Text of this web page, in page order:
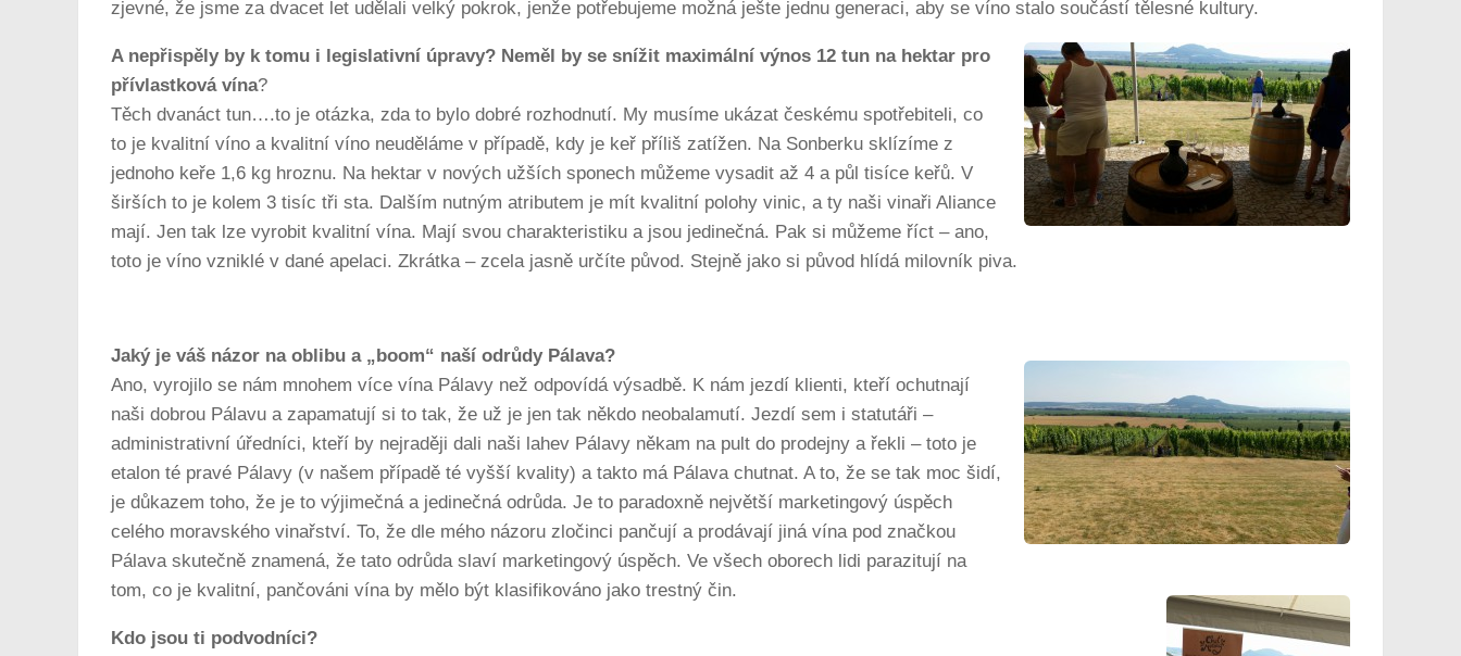
zjevné, že jsme za dvacet let udělali velký pokrok, jenže potřebujeme možná ješte jednu generaci, aby se víno stalo součástí tělesné kultury.
A nepřispěly by k tomu i legislativní úpravy? Neměl by se snížit maximální výnos 12 tun na hektar pro
přívlastková vína?
Těch dvanáct tun….to je otázka, zda to bylo dobré rozhodnutí. My musíme ukázat českému spotřebiteli, co
to je kvalitní víno a kvalitní víno neuděláme v případě, kdy je keř příliš zatížen. Na Sonberku sklízíme z
jednoho keře 1,6 kg hroznu. Na hektar v nových užších sponech můžeme vysadit až 4 a půl tisíce keřů. V
širších to je kolem 3 tisíc tři sta. Dalším nutným atributem je mít kvalitní polohy vinic, a ty naši vinaři Aliance
mají. Jen tak lze vyrobit kvalitní vína. Mají svou charakteristiku a jsou jedinečná. Pak si můžeme říct – ano,
toto je víno vzniklé v dané apelaci. Zkrátka – zcela jasně určíte původ. Stejně jako si původ hlídá milovník piva.
Jaký je váš názor na oblibu a „boom“ naší odrůdy Pálava?
Ano, vyrojilo se nám mnohem více vína Pálavy než odpovídá výsadbě. K nám jezdí klienti, kteří ochutnají
naši dobrou Pálavu a zapamatují si to tak, že už je jen tak někdo neobalamutí. Jezdí sem i statutáři –
administrativní úředníci, kteří by nejraději dali naši lahev Pálavy někam na pult do prodejny a řekli – toto je
etalon té pravé Pálavy (v našem případě té vyšší kvality) a takto má Pálava chutnat. A to, že se tak moc šidí,
je důkazem toho, že je to výjimečná a jedinečná odrůda. Je to paradoxně největší marketingový úspěch
celého moravského vinařství. To, že dle mého názoru zločinci pančují a prodávají jiná vína pod značkou
Pálava skutečně znamená, že tato odrůda slaví marketingový úspěch. Ve všech oborech lidi parazitují na
tom, co je kvalitní, pančováni vína by mělo být klasifikováno jako trestný čin.
Kdo jsou ti podvodníci?